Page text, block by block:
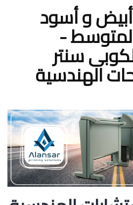
و أسود
-
سنتر
الهندسية